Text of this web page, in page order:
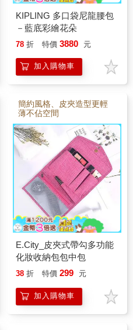
KIPLING 多口袋尼龍腰包
－藍底彩繪花朵
78 折 特價 3880 元
加入購物車
簡約風格、皮夾造型更輕
薄不佔空間
E.City_皮夾式帶勾多功能
化妝收納包包中包
38 折 特價 299 元
加入購物車